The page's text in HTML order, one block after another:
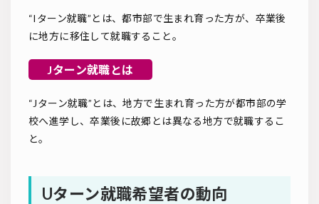
“Iターン就職”とは、都市部で生まれ育った方が、卒業後
に地方に移住して就職すること。
Jターン就職とは
“Jターン就職”とは、地方で生まれ育った方が都市部の学
校へ進学し、卒業後に故郷とは異なる地方で就職するこ
と。
Uターン就職希望者の動向